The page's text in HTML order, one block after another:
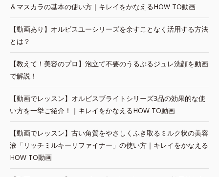
＆マスカラの基本の使い方｜キレイをかなえるHOW TO動画
【動画あり】オルビスユーシリーズを余すことなく活用する方法
とは？
【教えて！美容のプロ】泡立て不要のうるぷるジュレ洗顔を動画
で解説！
【動画でレッスン】オルビスブライトシリーズ3品の効果的な使
い方を一挙ご紹介！｜キレイをかなえるHOW TO動画
【動画でレッスン】古い角質をやさしくふき取るミルク状の美容
液「リッチミルキーリファイナー」の使い方｜キレイをかなえる
HOW TO動画